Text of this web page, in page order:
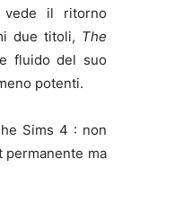
il ritorno
due titoli, The
fluido del suo
potenti.
Sims 4 : non
ma